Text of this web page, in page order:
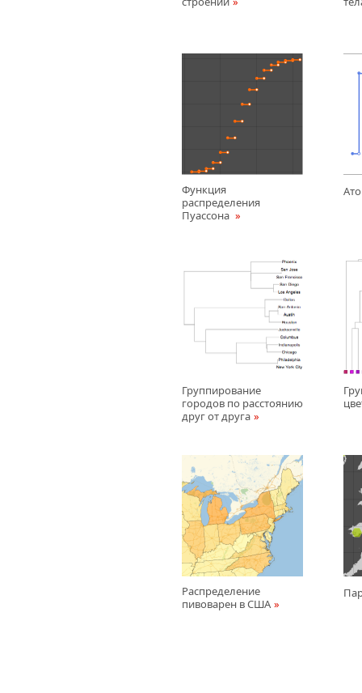
Функция
распределения
Пуассона
Группирование
городов по расстоянию
друг от друга
Распределение
пивоварен в США